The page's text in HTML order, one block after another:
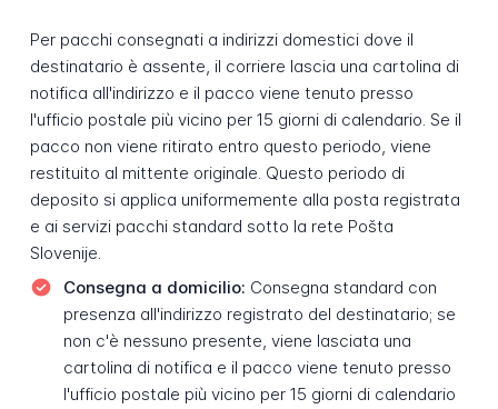
Per pacchi consegnati a indirizzi domestici dove il
destinatario è assente, il corriere lascia una cartolina di
notifica all'indirizzo e il pacco viene tenuto presso
l'ufficio postale più vicino per 15 giorni di calendario. Se il
pacco non viene ritirato entro questo periodo, viene
restituito al mittente originale. Questo periodo di
deposito si applica uniformemente alla posta registrata
e ai servizi pacchi standard sotto la rete Pošta
Slovenije.
Consegna a domicilio: Consegna standard con
presenza all'indirizzo registrato del destinatario; se
non c'è nessuno presente, viene lasciata una
cartolina di notifica e il pacco viene tenuto presso
l'ufficio postale più vicino per 15 giorni di calendario